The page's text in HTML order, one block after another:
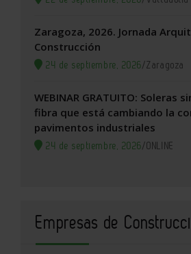
Zaragoza, 2026. Jornada
Construcción
24 de septiembre, 2026/Zaragoza
WEBINAR GRATUITO: Soleras
fibra que está cambiando la
pavimentos industriales
24 de septiembre, 2026/ONLINE
Empresas de